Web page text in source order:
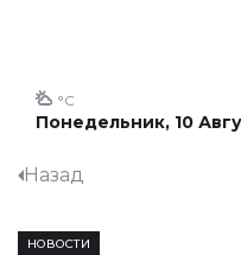
Понедельник, 10
°C
Назад
НОВОСТИ